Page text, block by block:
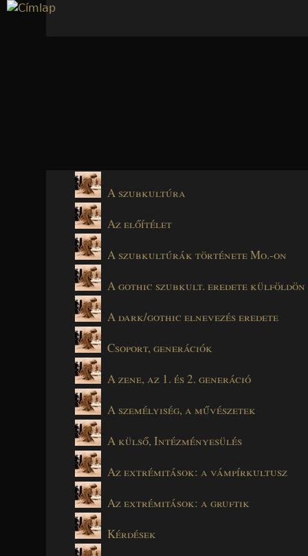
A szubkultúra
Az előítélet
A szubkultúrák története Mo.-on
A gothic szubkult. eredete külföldön
A dark/gothic elnevezés eredete
Csoport, generációk
A zene, az 1. és 2. generáció
A személyiség, a művészetek
A külső, Intézményesülés
Az extrémitások: a vámpírkultusz
Az extrémitások: a gruftik
Kérdések